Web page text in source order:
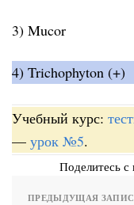
3) Mucor
4) Trichophyton (+)
Учебный курс:
— урок №5.
Поделитесь с
ПРЕДЫДУЩАЯ